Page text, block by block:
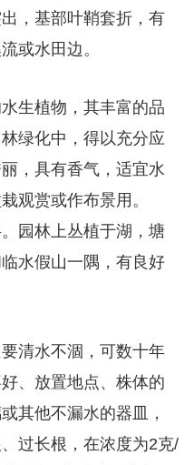
，基部叶鞘套折，有
或水田边。
生植物，其丰富的品
绿化中，得以充分应
，具有香气，适宜水
观赏或作布景用。
园林上丛植于湖，塘
水假山一隅，有良好
清水不涸，可数十年
、放置地点、株体的
其他不漏水的器皿，
过长根，在浓度为2克/